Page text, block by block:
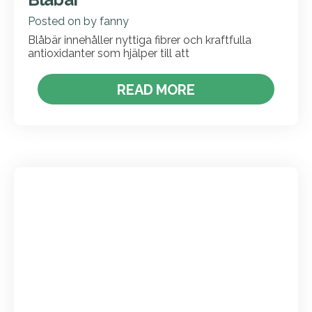
Posted on by fanny
Blåbär innehåller nyttiga fibrer och kraftfulla
antioxidanter som hjälper till att
READ MORE